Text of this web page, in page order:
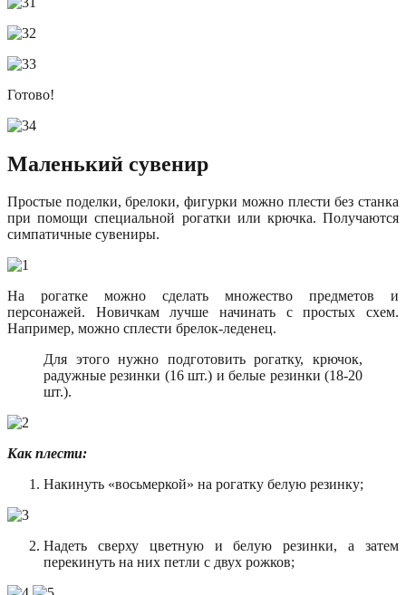
Готово!
Маленький сувенир
Простые поделки, брелоки, фигурки можно плести без станка
при помощи специальной рогатки или крючка. Получаются
симпатичные сувениры.
На рогатке можно сделать множество предметов и
персонажей. Новичкам лучше начинать с простых схем.
Например, можно сплести брелок-леденец.
Для этого нужно подготовить рогатку, крючок,
радужные резинки (16 шт.) и белые резинки (18-20
шт.).
Как плести:
Накинуть «восьмеркой» на рогатку белую резинку;
Надеть сверху цветную и белую резинки, а затем
перекинуть на них петли с двух рожков;